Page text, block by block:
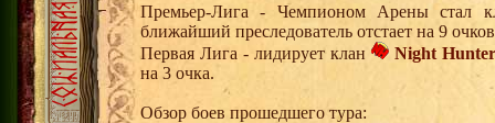
Премьер-Лига - Чемпионом Арены стал
ближайший преследователь отстает на 9
Первая Лига - лидирует клан
Night
на 3 очка.
Обзор боев прошедшего тура: